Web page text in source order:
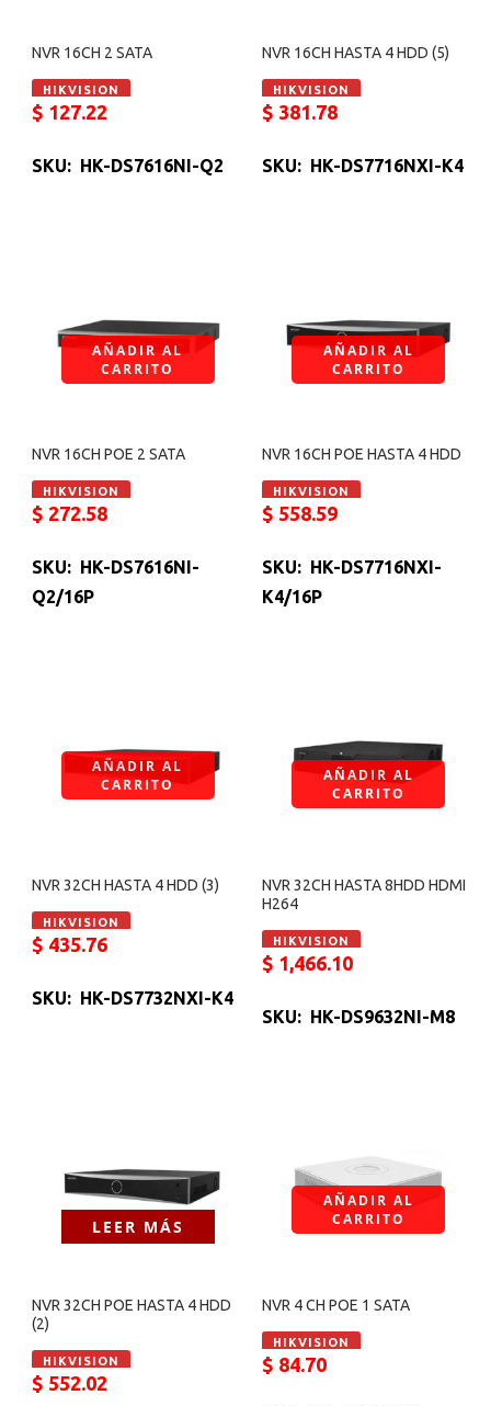
NVR 16CH 2 SATA
HIKVISION
$ 127.22
SKU: HK-DS7616NI-Q2
NVR 16CH HASTA 4 HDD (5)
HIKVISION
$ 381.78
SKU: HK-DS7716NXI-K4
NVR 16CH POE 2 SATA
HIKVISION
$ 272.58
SKU: HK-DS7616NI-
Q2/16P
AÑADIR AL
CARRITO
NVR 16CH POE HASTA 4 HDD
HIKVISION
$ 558.59
SKU: HK-DS7716NXI-
K4/16P
AÑADIR AL
CARRITO
NVR 32CH HASTA 4 HDD (3)
HIKVISION
$ 435.76
SKU: HK-DS7732NXI-K4
AÑADIR AL
CARRITO
NVR 32CH HASTA 8HDD HDMI
H264
HIKVISION
$ 1,466.10
SKU: HK-DS9632NI-M8
AÑADIR AL
CARRITO
NVR 32CH POE HASTA 4 HDD
(2)
HIKVISION
$ 552.02
LEER MÁS
NVR 4 CH POE 1 SATA
HIKVISION
$ 84.70
AÑADIR AL
CARRITO